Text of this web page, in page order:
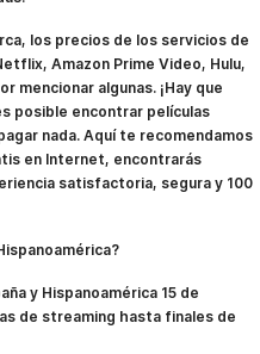
los precios de los servicios de
Amazon Prime Video, Hulu,
mencionar algunas. ¡Hay que
posible encontrar películas
nada. Aquí te recomendamos
en Internet, encontrarás
satisfactoria, segura y 100
y Hispanoamérica 15 de
de streaming hasta finales de